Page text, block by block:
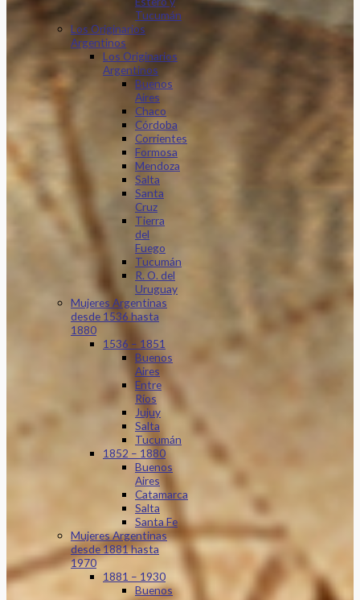
Tucumán
Los Originarios
Argentinos
Los Originarios
Argentinos
Buenos
Aires
Chaco
Córdoba
Corrientes
Formosa
Mendoza
Salta
Santa
Cruz
Tierra
del
Fuego
Tucumán
R. O. del
Uruguay
Mujeres Argentinas
desde 1536 hasta
1880
1536 – 1851
Buenos
Aires
Entre
Ríos
Jujuy
Salta
Tucumán
1852 – 1880
Buenos
Aires
Catamarca
Salta
Santa Fe
Mujeres Argentinas
desde 1881 hasta
1970
1881 – 1930
Buenos